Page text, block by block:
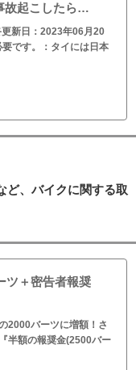
故起こしたら…
新日：2023年06月20
です。：タイには日本
ど、バイクに関する取
ツ＋密告者報奨
2000バーツに増額！さ
半額の報奨金(2500バー